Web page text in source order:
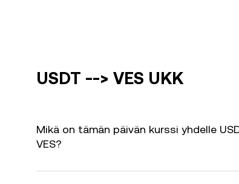
USDT --> VES UKK
Mikä on tämän päivän kurssi yhdelle
VES?